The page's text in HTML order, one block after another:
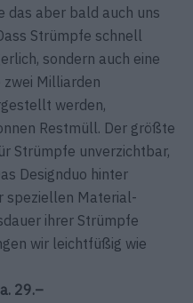
aber bald auch uns
Strümpfe schnell
sondern auch eine
Milliarden
werden,
Restmüll. Der größte
Strümpfe unverzichtbar,
Designduo hinter
speziellen Material­
ihrer Strümpfe
wir leichtfüßig wie
29.–